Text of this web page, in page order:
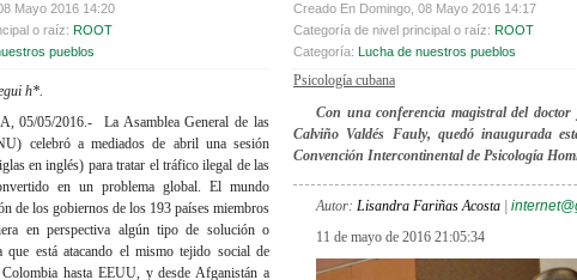
Mayo 2016 14:20
o raíz: ROOT
pueblos
h*.
05/05/2016.- La Asamblea General de las
celebró a mediados de abril una sesión
en inglés) para tratar el tráfico ilegal de las
en un problema global. El mundo
de los gobiernos de los 193 países miembros
en perspectiva algún tipo de solución o
que está atacando el mismo tejido social de
hasta EEUU, y desde Afganistán a
Creado En Domingo, 08 Mayo 2016 14:17
Categoría de nivel principal o raíz: ROOT
Categoría: Lucha de nuestros pueblos
Psicología cubana
Con una conferencia magistral del
Calviño Valdés Fauly, quedó inaugurada
Convención Intercontinental de Psicología
Autor: Lisandra Fariñas Acosta|
11 de mayo de 2016 21:05:34